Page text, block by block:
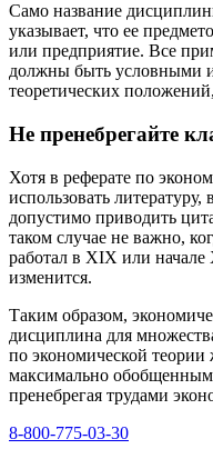
Само название
указывает, что ее
или предприятие. Все
должны быть условными
теоретических
Не пренебрегайте
Хотя в реферате по
использовать
допустимо приводить
таком случае не важно,
работал в XIX или начале
изменится.
Таким образом,
дисциплина для
по экономической теории
максимально
пренебрегая трудами
8-800-775-03-30